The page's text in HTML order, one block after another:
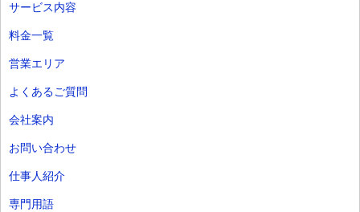
サービス内容
料金一覧
営業エリア
よくあるご質問
会社案内
お問い合わせ
仕事人紹介
専門用語